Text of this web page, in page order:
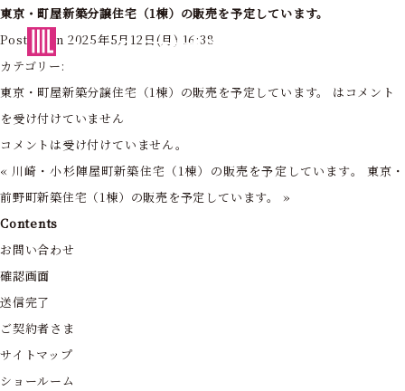
フォーライフ株式会社
東京・町屋新築分譲住宅（1棟）の販売を予定しています。
Posted on 2025年5月12日(月) 16:38
カテゴリー:
東京・町屋新築分譲住宅（1棟）の販売を予定しています。 は コメント
を受け付けていません
コメントは受け付けていません。
« 川崎・小杉陣屋町新築住宅（1棟）の販売を予定しています。
東京・
前野町新築住宅（1棟）の販売を予定しています。
»
Contents
お問い合わせ
確認画面
送信完了
ご契約者さま
サイトマップ
ショールーム